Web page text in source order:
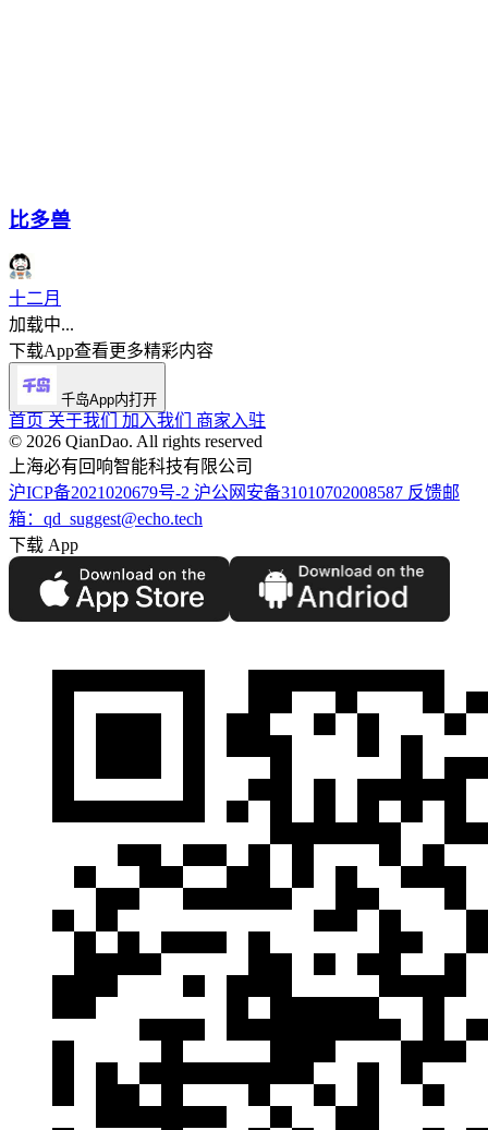
比多兽
十二月
加载中...
下载App查看更多精彩内容
千岛App内打开
首页 关于我们 加入我们 商家入驻
©️ 2026 QianDao. All rights reserved
上海必有回响智能科技有限公司
沪ICP备2021020679号-2 沪公网安备31010702008587 反馈邮
箱：qd_suggest@echo.tech
下载 App